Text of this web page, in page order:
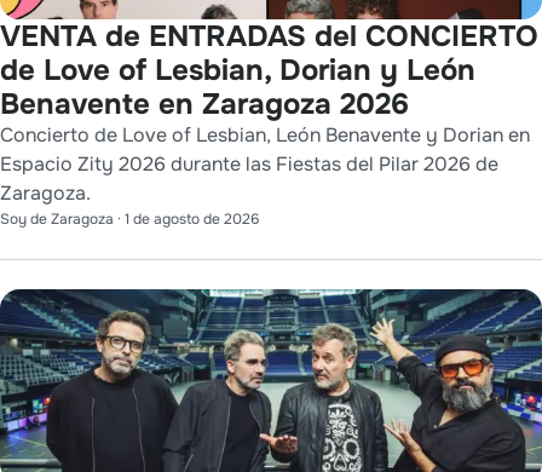
VENTA de ENTRADAS del CONCIERTO
de Love of Lesbian, Dorian y León
Benavente en Zaragoza 2026
Concierto de Love of Lesbian, León Benavente y Dorian en
Espacio Zity 2026 durante las Fiestas del Pilar 2026 de
Zaragoza.
Soy de Zaragoza · 1 de agosto de 2026